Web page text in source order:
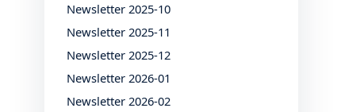
Newsletter 2025-10
Newsletter 2025-11
Newsletter 2025-12
Newsletter 2026-01
Newsletter 2026-02